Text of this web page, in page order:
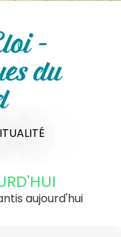
-
du
aujourd'hui